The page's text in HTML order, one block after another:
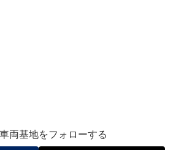
両基地をフォローする